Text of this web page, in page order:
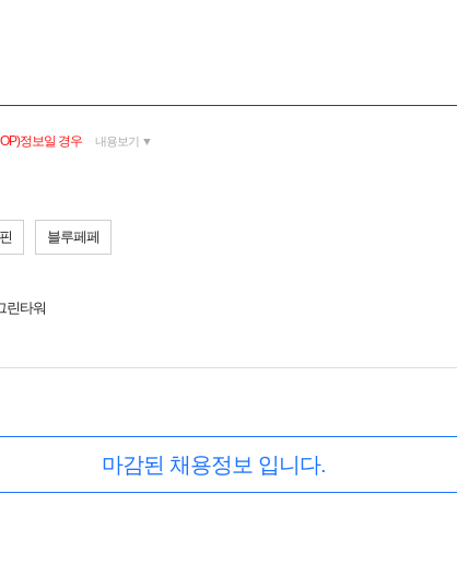
정보일 경우 내용보기 ▼
블루페페
린타워
마감된 채용정보 입니다.